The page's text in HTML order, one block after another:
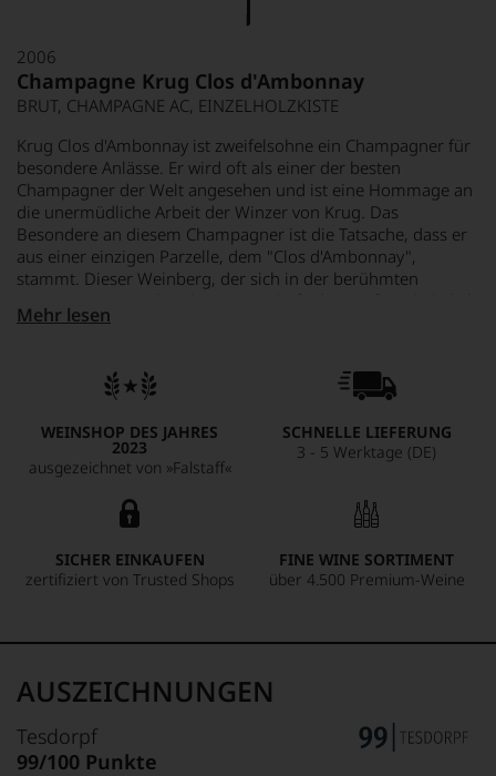
2006
Champagne Krug Clos d'Ambonnay
BRUT, CHAMPAGNE AC, EINZELHOLZKISTE
Krug Clos d'Ambonnay ist zweifelsohne ein Champagner für
besondere Anlässe. Er wird oft als einer der besten
Champagner der Welt angesehen und ist eine Hommage an
die unermüdliche Arbeit der Winzer von Krug. Das
Besondere an diesem Champagner ist die Tatsache, dass er
aus einer einzigen Parzelle, dem "Clos d'Ambonnay",
stammt. Dieser Weinberg, der sich in der berühmten
0,68 Hektar und ist ausschließlich mit Pinot Noir-Reben
und wurden sorgfältig gepflegt, um die höchstmögliche
Qualität der Trauben zu gewährleisten. Dieser Chamüagner
anspricht und die Seele bereichert. Ein Glas Krug Clos
d'Ambonnay ist eine Reise in die Welt der Champagne und
ein Tribut an die Kunst des Weinbaus.
Mehr lesen
WEINSHOP DES JAHRES
2023
ausgezeichnet von »Falstaff«
SCHNELLE LIEFERUNG
3 - 5 Werktage (DE)
SICHER EINKAUFEN
zertifiziert von Trusted Shops
FINE WINE SORTIMENT
über 4.500 Premium-Weine
AUSZEICHNUNGEN
Tesdorpf
99/100 Punkte